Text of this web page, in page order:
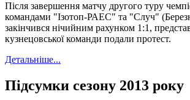
Після завершення матчу другого туру
командами "Ізотоп-РАЕС" та "Случ"
закінчився нічийним рахунком 1:1,
кузнецовської команди подали протест.
Детальніше...
Підсумки сезону 2013 року